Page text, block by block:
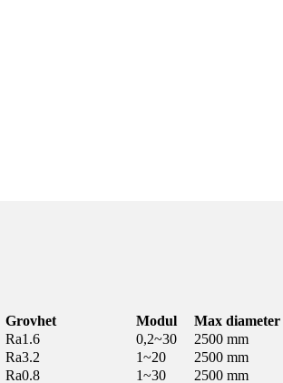
Grovhet Modul
Max diameter
Ra1.6 0,2~30
2500 mm
Ra3.2 1~20
2500 mm
Ra0.8 1~30
2500 mm